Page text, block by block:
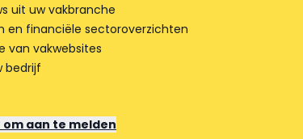
uit uw vakbranche
en financiële sectoroverzichten
van vakwebsites
bedrijf
om aan te melden